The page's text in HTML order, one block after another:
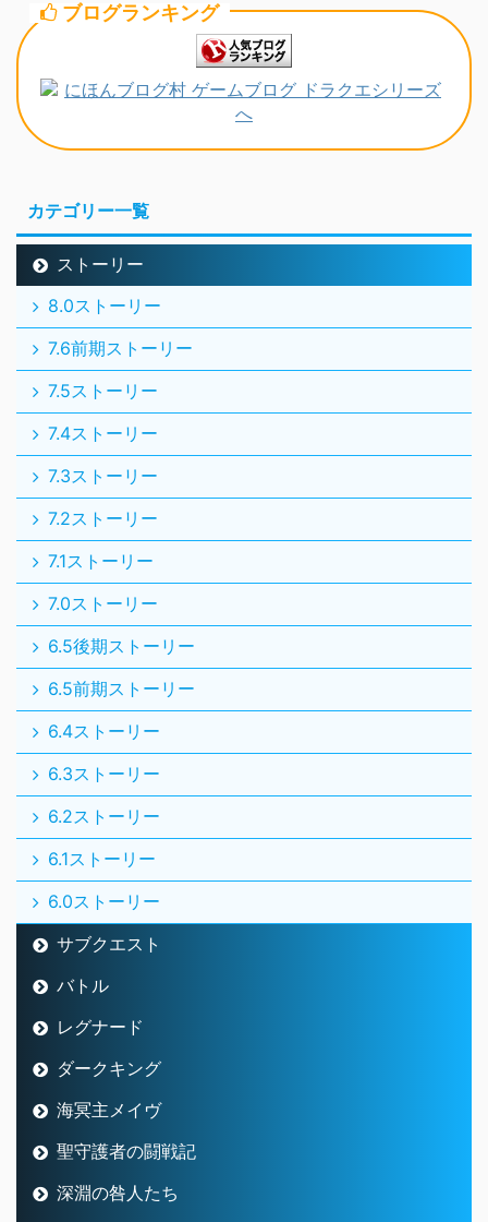
ブログランキング
カテゴリー一覧
ストーリー
8.0ストーリー
7.6前期ストーリー
7.5ストーリー
7.4ストーリー
7.3ストーリー
7.2ストーリー
7.1ストーリー
7.0ストーリー
6.5後期ストーリー
6.5前期ストーリー
6.4ストーリー
6.3ストーリー
6.2ストーリー
6.1ストーリー
6.0ストーリー
サブクエスト
バトル
レグナード
ダークキング
海冥主メイヴ
聖守護者の闘戦記
深淵の咎人たち